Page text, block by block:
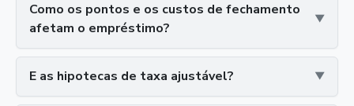
Como os pontos e os custos de fechamento
afetam o empréstimo?
E as hipotecas de taxa ajustável?